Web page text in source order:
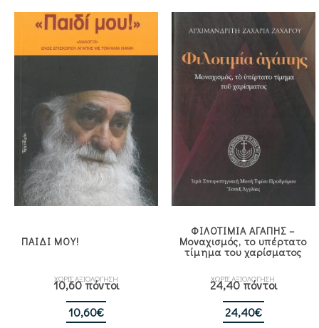
ΠΑΙΔΙ ΜΟΥ!
ΧΩΡΙΣ ΑΞΙΟΛΟΓΗΣΗ
10,60 πόντοι
10,60€
ΦΙΛΟΤΙΜΙΑ ΑΓΑΠΗΣ –
Μοναχισμός, το υπέρτατο
τίμημα του χαρίσματος
ΧΩΡΙΣ ΑΞΙΟΛΟΓΗΣΗ
24,40 πόντοι
24,40€